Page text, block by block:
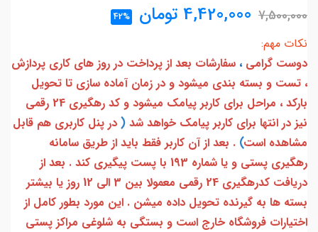
7,500,000
4,420,000 تومان 42%
نکات مهم:
دوست گرامی ، سفارشات بعد از پرداخت در روز های کاری پردازش
، تست و بسته بندی میشود و در زمان آماده سازی تا تحویل
بارکد ، مراحل برای کاربر پیامک میشود و کد رهگیری 24 رقمی
نیز در انتها برای کاربر پیامک خواهد شد ( در پنل کاربری هم قابل
مشاهده است) . بعد از آن کاربر فقط باید از طریق سامانه
رهگیری پستی و یا شماره 193 با پست پیگیری کند . بعد از
دریافت کدرهگیری 24 رقمی معمولا بین 3 الی 12 روز یا بیشتر
بسته ها به گیرنده تحویل داده میشن . این مورد بطور کامل از
اختیارات فروشگاه خارج است و بستگی به شلوغی مراکز پستی